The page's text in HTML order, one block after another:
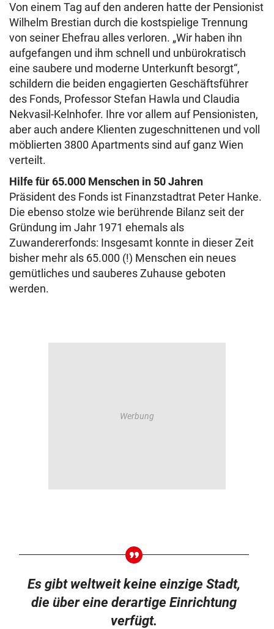
Von einem Tag auf den anderen hatte der Pensionist
Wilhelm Brestian durch die kostspielige Trennung
von seiner Ehefrau alles verloren. „Wir haben ihn
aufgefangen und ihm schnell und unbürokratisch
eine saubere und moderne Unterkunft besorgt“,
schildern die beiden engagierten Geschäftsführer
des Fonds, Professor Stefan Hawla und Claudia
Nekvasil-Kelnhofer. Ihre vor allem auf Pensionisten,
aber auch andere Klienten zugeschnittenen und voll
möblierten 3800 Apartments sind auf ganz Wien
verteilt.
Hilfe für 65.000 Menschen in 50 Jahren
Präsident des Fonds ist Finanzstadtrat Peter Hanke.
Die ebenso stolze wie berührende Bilanz seit der
Gründung im Jahr 1971 ehemals als
Zuwandererfonds: Insgesamt konnte in dieser Zeit
bisher mehr als 65.000 (!) Menschen ein neues
gemütliches und sauberes Zuhause geboten
werden.
Es gibt weltweit keine einzige Stadt,
die über eine derartige Einrichtung
verfügt.